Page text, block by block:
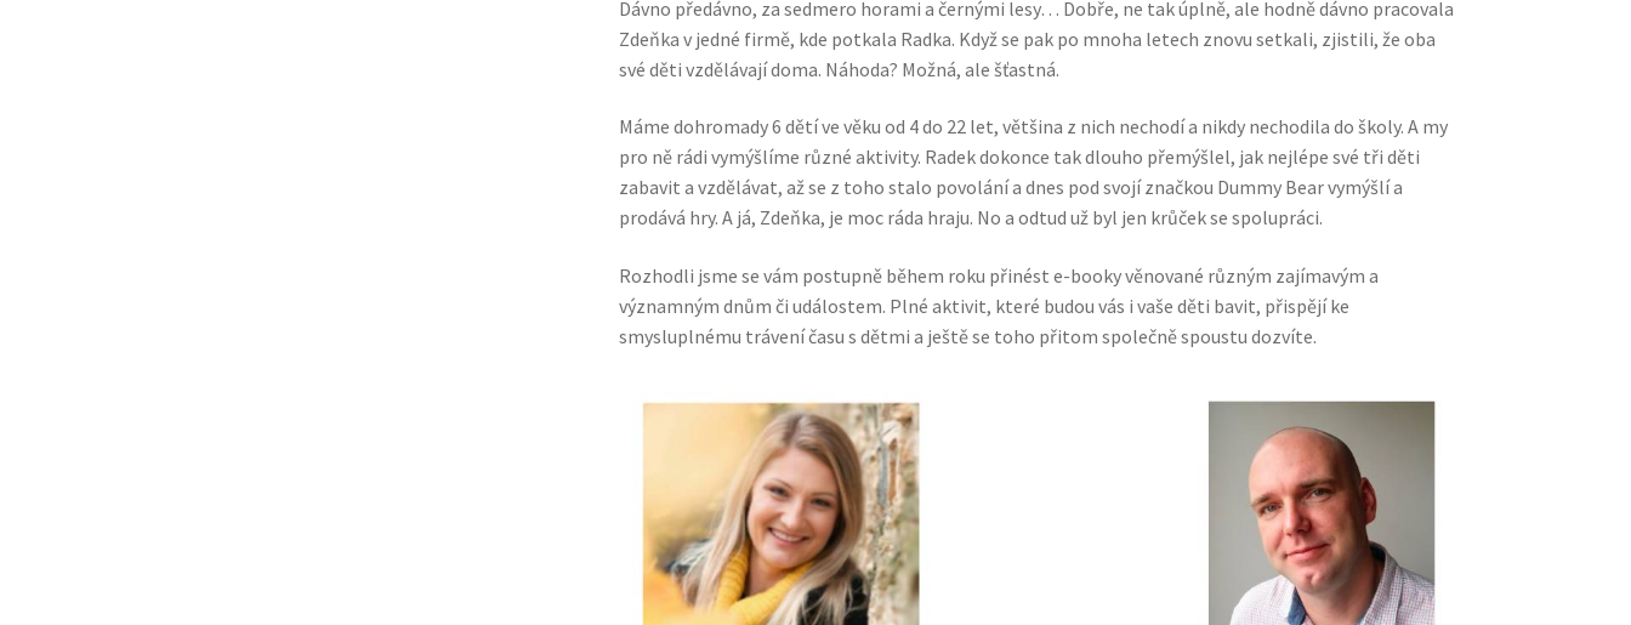
Dávno předávno, za sedmero horami a černými lesy… Dobře, ne tak úplně, ale hodně dávno pracovala
Zdeňka v jedné firmě, kde potkala Radka. Když se pak po mnoha letech znovu setkali, zjistili, že oba
své děti vzdělávají doma. Náhoda? Možná, ale šťastná.
Máme dohromady 6 dětí ve věku od 4 do 22 let, většina z nich nechodí a nikdy nechodila do školy. A my
pro ně rádi vymýšlíme různé aktivity. Radek dokonce tak dlouho přemýšlel, jak nejlépe své tři děti
zabavit a vzdělávat, až se z toho stalo povolání a dnes pod svojí značkou Dummy Bear vymýšlí a
prodává hry. A já, Zdeňka, je moc ráda hraju. No a odtud už byl jen krůček se spolupráci.
Rozhodli jsme se vám postupně během roku přinést e-booky věnované různým zajímavým a
významným dnům či událostem. Plné aktivit, které budou vás i vaše děti bavit, přispějí ke
smysluplnému trávení času s dětmi a ještě se toho přitom společně spoustu dozvíte.